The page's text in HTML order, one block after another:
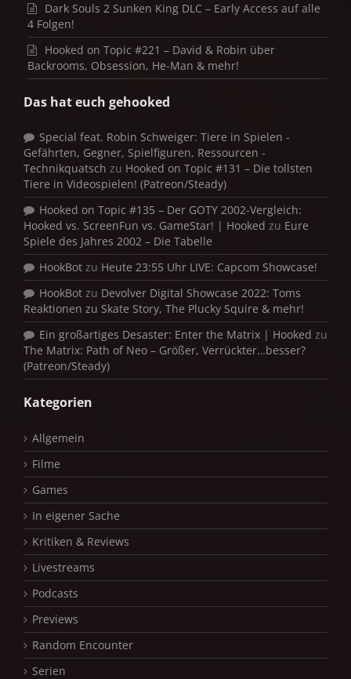
Dark Souls 2 Sunken King DLC – Early Access auf alle
4 Folgen!
Hooked on Topic #221 – David & Robin über
Backrooms, Obsession, He-Man & mehr!
Das hat euch gehooked
Special feat. Robin Schweiger: Tiere in Spielen -
Gefährten, Gegner, Spielfiguren, Ressourcen -
Technikquatsch zu Hooked on Topic #131 – Die tollsten
Tiere in Videospielen! (Patreon/Steady)
Hooked on Topic #135 – Der GOTY 2002-Vergleich:
Hooked vs. ScreenFun vs. GameStar! | Hooked zu Eure
Spiele des Jahres 2002 – Die Tabelle
HookBot zu Heute 23:55 Uhr LIVE: Capcom Showcase!
HookBot zu Devolver Digital Showcase 2022: Toms
Reaktionen zu Skate Story, The Plucky Squire & mehr!
Ein großartiges Desaster: Enter the Matrix | Hooked zu
The Matrix: Path of Neo – Größer, Verrückter…besser?
(Patreon/Steady)
Kategorien
Allgemein
Filme
Games
In eigener Sache
Kritiken & Reviews
Livestreams
Podcasts
Previews
Random Encounter
Serien